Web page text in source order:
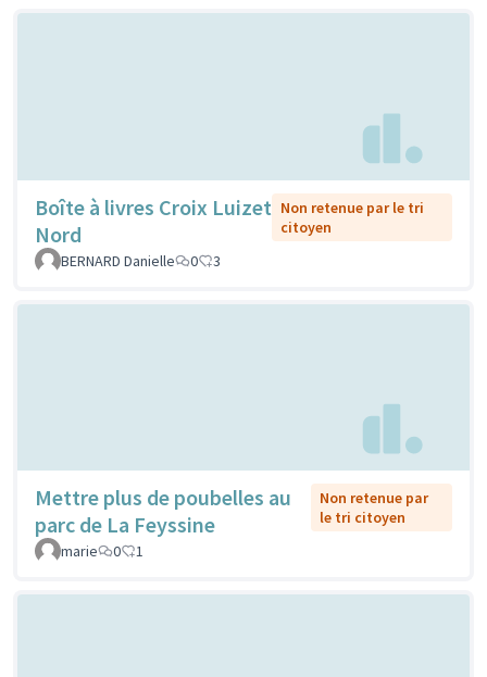
Boîte à livres Croix Luizet
Nord
Non retenue par le tri
citoyen
BERNARD Danielle
0 3
Mettre plus de poubelles au
parc de La Feyssine
Non retenue par
le tri citoyen
marie
0 1